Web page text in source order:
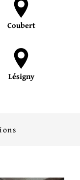
Coubert
Lésigny